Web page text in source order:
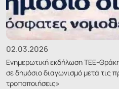
02.03.2026
Ενημερωτική εκδήλωση ΤΕΕ-
σε δημόσιο διαγωνισμό μετά τις
τροποποιήσεις»